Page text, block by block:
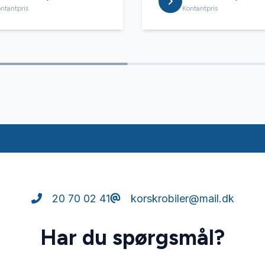
Kontantpris
20 70 02 41 korskrobiler@mail.dk
Har du spørgsmål?